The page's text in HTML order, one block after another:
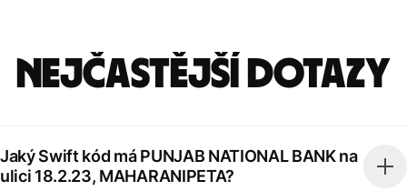
Nejčastější dotazy
Jaký Swift kód má PUNJAB NATIONAL BANK na
ulici 18.2.23, MAHARANIPETA?